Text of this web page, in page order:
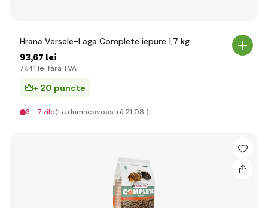
Hrana Versele-Laga Complete iepure 1,7 kg
93,67 lei
77,41 lei fără TVA
+ 20 puncte
3 - 7 zile(La dumneavoastră 21.08.)